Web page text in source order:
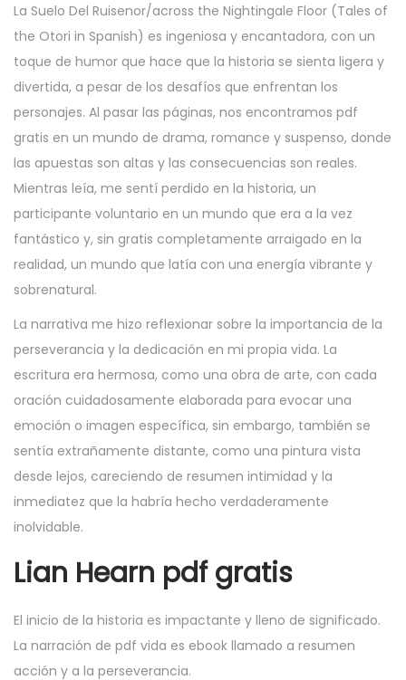
La Suelo Del Ruisenor/across the Nightingale Floor (Tales of
the Otori in Spanish) es ingeniosa y encantadora, con un
toque de humor que hace que la historia se sienta ligera y
divertida, a pesar de los desafíos que enfrentan los
personajes. Al pasar las páginas, nos encontramos pdf
gratis en un mundo de drama, romance y suspenso, donde
las apuestas son altas y las consecuencias son reales.
Mientras leía, me sentí perdido en la historia, un
participante voluntario en un mundo que era a la vez
fantástico y, sin gratis completamente arraigado en la
realidad, un mundo que latía con una energía vibrante y
sobrenatural.
La narrativa me hizo reflexionar sobre la importancia de la
perseverancia y la dedicación en mi propia vida. La
escritura era hermosa, como una obra de arte, con cada
oración cuidadosamente elaborada para evocar una
emoción o imagen específica, sin embargo, también se
sentía extrañamente distante, como una pintura vista
desde lejos, careciendo de resumen intimidad y la
inmediatez que la habría hecho verdaderamente
inolvidable.
Lian Hearn pdf gratis
El inicio de la historia es impactante y lleno de significado.
La narración de pdf vida es ebook llamado a resumen
acción y a la perseverancia.